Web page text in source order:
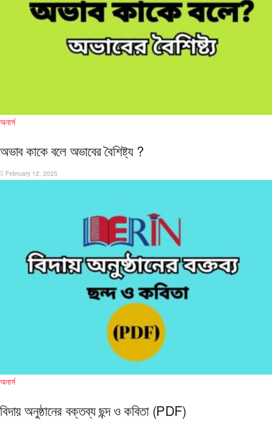
অনার্স
অভাব কাকে বলে অভাবের বৈশিষ্ট্য ?
February 12, 2025
অনার্স
বিদায় অনুষ্ঠানের বক্তব্য ছন্দ ও কবিতা (PDF)